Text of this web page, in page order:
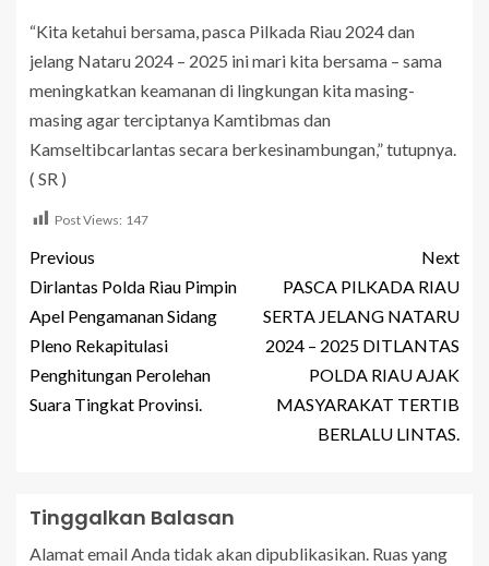
“Kita ketahui bersama, pasca Pilkada Riau 2024 dan
jelang Nataru 2024 – 2025 ini mari kita bersama – sama
meningkatkan keamanan di lingkungan kita masing-
masing agar terciptanya Kamtibmas dan
Kamseltibcarlantas secara berkesinambungan,” tutupnya.
( SR )
Post Views: 147
Previous
Dirlantas Polda Riau Pimpin
Apel Pengamanan Sidang
Pleno Rekapitulasi
Penghitungan Perolehan
Suara Tingkat Provinsi.
Next
PASCA PILKADA RIAU
SERTA JELANG NATARU
2024 – 2025 DITLANTAS
POLDA RIAU AJAK
MASYARAKAT TERTIB
BERLALU LINTAS.
Tinggalkan Balasan
Alamat email Anda tidak akan dipublikasikan. Ruas yang